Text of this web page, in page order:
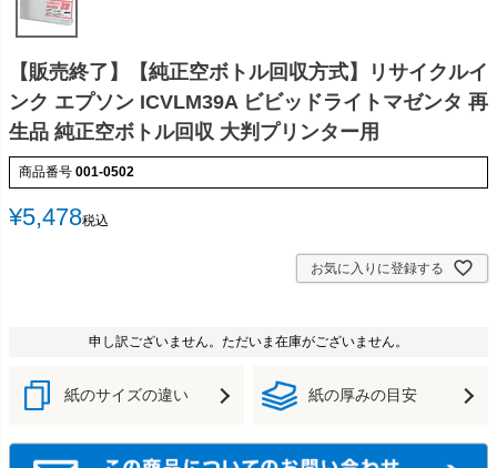
【販売終了】【純正空ボトル回収方式】リサイクルイ
ンク エプソン ICVLM39A ビビッドライトマゼンタ 再
生品 純正空ボトル回収 大判プリンター用
商品番号 001-0502
¥5,478税込
お気に入りに登録する
申し訳ございません。ただいま在庫がございません。
紙のサイズの違い 紙の厚みの目安